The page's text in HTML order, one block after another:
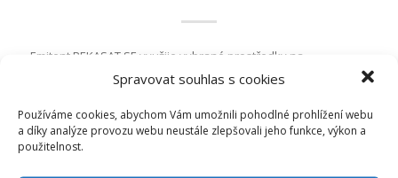
Spravovat souhlas s cookies
Používáme cookies, abychom Vám umožnili pohodlné prohlížení webu
a díky analýze provozu webu neustále zlepšovali jeho funkce, výkon a
použitelnost.
Emitent PEKASAT SE využije vybrané prostředky na
vybudování pozemní satelitní stanice pro obsluhu družic.
Přečíst